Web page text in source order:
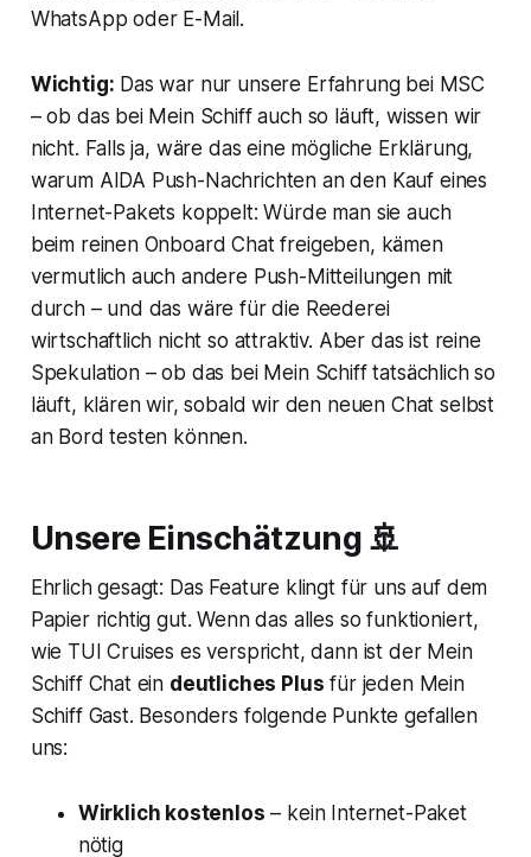
WhatsApp oder E-Mail.
Wichtig: Das war nur unsere Erfahrung bei MSC
– ob das bei Mein Schiff auch so läuft, wissen wir
nicht. Falls ja, wäre das eine mögliche Erklärung,
warum AIDA Push-Nachrichten an den Kauf eines
Internet-Pakets koppelt: Würde man sie auch
beim reinen Onboard Chat freigeben, kämen
vermutlich auch andere Push-Mitteilungen mit
durch – und das wäre für die Reederei
wirtschaftlich nicht so attraktiv. Aber das ist reine
Spekulation – ob das bei Mein Schiff tatsächlich so
läuft, klären wir, sobald wir den neuen Chat selbst
an Bord testen können.
Unsere Einschätzung 🚢
Ehrlich gesagt: Das Feature klingt für uns auf dem
Papier richtig gut. Wenn das alles so funktioniert,
wie TUI Cruises es verspricht, dann ist der Mein
Schiff Chat ein deutliches Plus für jeden Mein
Schiff Gast. Besonders folgende Punkte gefallen
uns:
Wirklich kostenlos – kein Internet-Paket
nötig